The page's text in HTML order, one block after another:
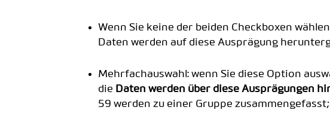
Wenn Sie keine der beiden Checkboxen
Daten werden auf diese Ausprägung
Mehrfachauswahl: wenn Sie diese Option
die Daten werden über diese Ausprägungen
59 werden zu einer Gruppe